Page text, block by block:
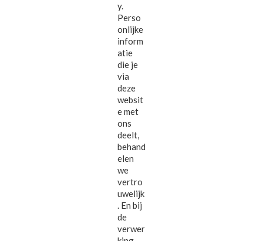
y.
Perso
onlijke
inform
atie
die je
via
deze
websit
e met
ons
deelt,
behand
elen
we
vertro
uwelijk
. En bij
de
verwer